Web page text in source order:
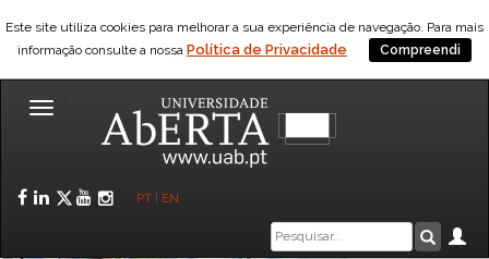
Este site utiliza cookies para melhorar a sua experiência de navegação. Para mais
informação consulte a nossa Política de Privacidade Compreendi
Toggle
Facebook
LinkedIn
Twitter
YouTube
Instagram
PT EN
Caixa
de